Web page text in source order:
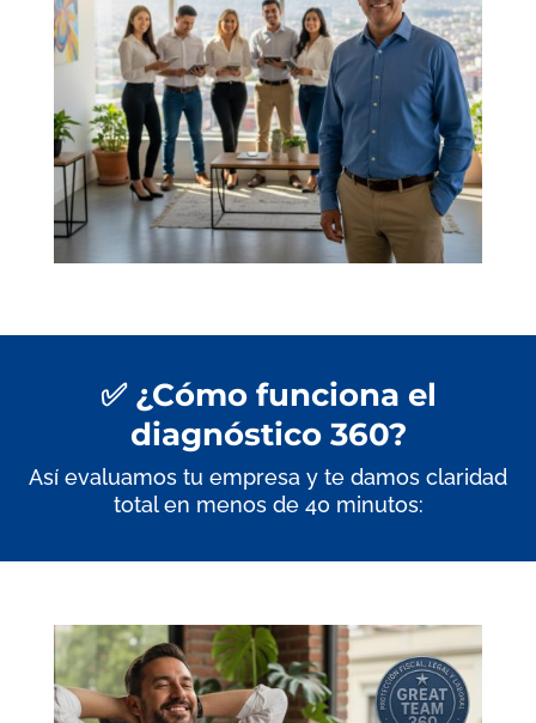
✅ ¿Cómo funciona el
diagnóstico 360?
Así evaluamos tu empresa y te damos claridad
total en menos de 40 minutos: